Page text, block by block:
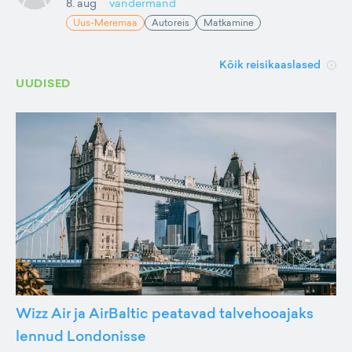
Uus-Meremaa Autoreis Matkamine
Kõik reisikaaslased
UUDISED
Wizz Air ja AirBaltic peatavad talvehooajaks
lennud Londonisse